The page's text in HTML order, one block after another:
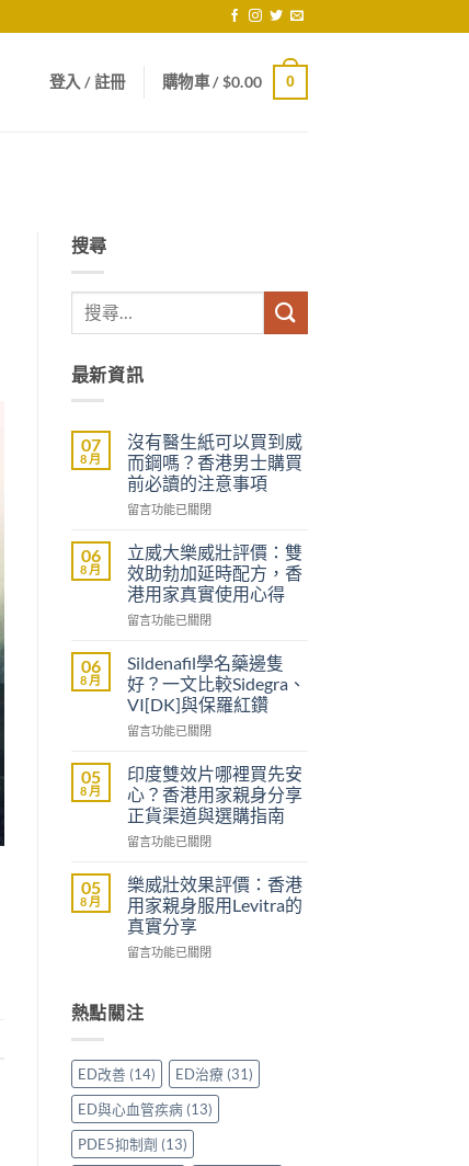
登入 / 註冊 購物車 /$0.00 0
搜尋
最新資訊
07
8 月
沒有醫生紙可以買到威
而鋼嗎？香港男士購買
前必讀的注意事項
在
有
醫
生
紙
可
買
到
威
而
鋼
香
港
男
士
購
前
必
讀
的
注
項〉
留言功能已關閉
06
8 月
立威大樂威壯評價：雙
效助勃加延時配方，香
港用家真實使用心得
在
威
大
樂
威
壯
價：
雙
效
助
勃
延
時
配
方，
香
家
使
用
心
得〉
中
留言功能已關閉
06
8 月
Sildenafil學名藥邊隻
好？一文比較Sidegra、
VI[DK]與保羅紅鑽
在
學
名
藥
邊
隻
一
文
比
較
Sidegra、
保
鑽〉
中
留言功能已關閉
05
8 月
印度雙效片哪裡買先安
心？香港用家親身分享
正貨渠道與選購指南
在
度
雙
效
片
哪
先
香
港
用
家
親
身
留言功能已關閉
05
8 月
樂威壯效果評價：香港
用家親身服用Levitra的
真實分享
在
壯
效
評
價：
香
港
用
家
留言功能已關閉
熱點關注
ED改善 (14) ED治療(31)
ED與心血管疾病(13)
PDE5抑制劑 (13)